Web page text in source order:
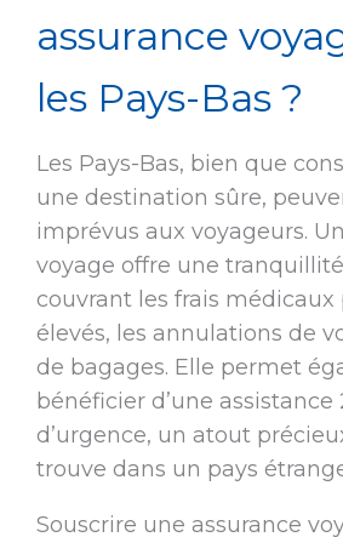
assurance
les Pays-Bas ?
Les Pays-Bas, bien que
une destination sûre,
imprévus aux voyageurs.
voyage offre une tranquillité
couvrant les frais
élevés, les annulations de
de bagages. Elle permet
bénéficier d’une assistance
d’urgence, un atout
trouve dans un pays
Souscrire une assurance